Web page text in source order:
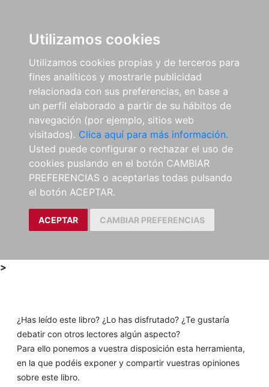
Utilizamos cookies
Utilizamos cookies propias y de terceros para
fines analíticos y mostrarle publicidad
relacionada con sus preferencias, en base a
un perfil elaborado a partir de su hábitos de
navegación (por ejemplo, sitios web
visitados). Clica aquí para más información.
Usted puede configurar o rechazar el uso de
cookies puslando en el botón CAMBIAR
PREFERENCIAS o aceptarlas todas pulsando
el botón ACEPTAR.
ACEPTAR CAMBIAR PREFERENCIAS
>
¿Has leído este libro? ¿Lo has disfrutado? ¿Te gustaría
debatir con otros lectores algún aspecto?
Para ello ponemos a vuestra disposición esta herramienta,
en la que podéis exponer y compartir vuestras opiniones
sobre este libro.